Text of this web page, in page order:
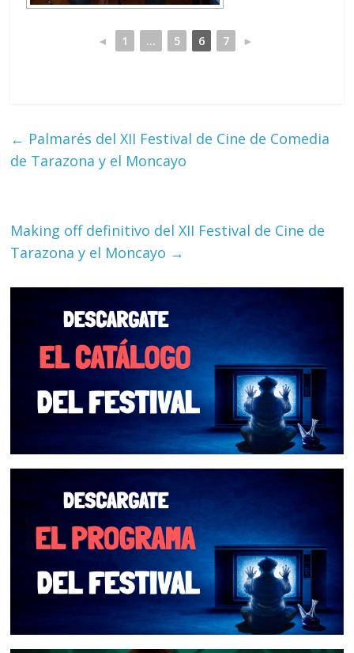
◄ 1 ... 5 6 7 ►
← Palmarés del XII Festival de Cine de Comedia
de Tarazona y el Moncayo
Making off definitivo del XII Festival de Cine de
Tarazona y el Moncayo →